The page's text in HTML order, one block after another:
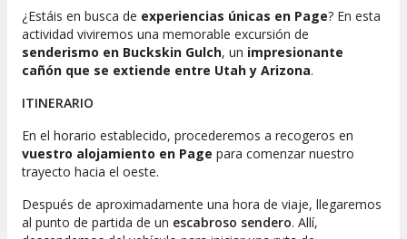
¿Estáis en busca de experiencias únicas en Page? En esta
actividad viviremos una memorable excursión de
senderismo en Buckskin Gulch, un impresionante
cañón que se extiende entre Utah y Arizona.
ITINERARIO
En el horario establecido, procederemos a recogeros en
vuestro alojamiento en Page para comenzar nuestro
trayecto hacia el oeste.
Después de aproximadamente una hora de viaje, llegaremos
al punto de partida de un escabroso sendero. Allí,